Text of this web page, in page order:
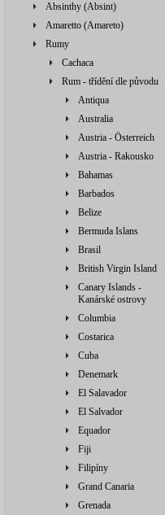
Absinthy (Absint)
Amaretto (Amareto)
Rumy
Cachaca
Rum - třídění dle původu
Antiqua
Australia
Austria - Österreich
Austria - Rakousko
Bahamas
Barbados
Belize
Bermuda Islans
Brasil
British Virgin Island
Canary Islands -
Kanárské ostrovy
Columbia
Costarica
Cuba
Denemark
El Salavador
El Salvador
Equador
Fiji
Filipíny
Grand Canaria
Grenada